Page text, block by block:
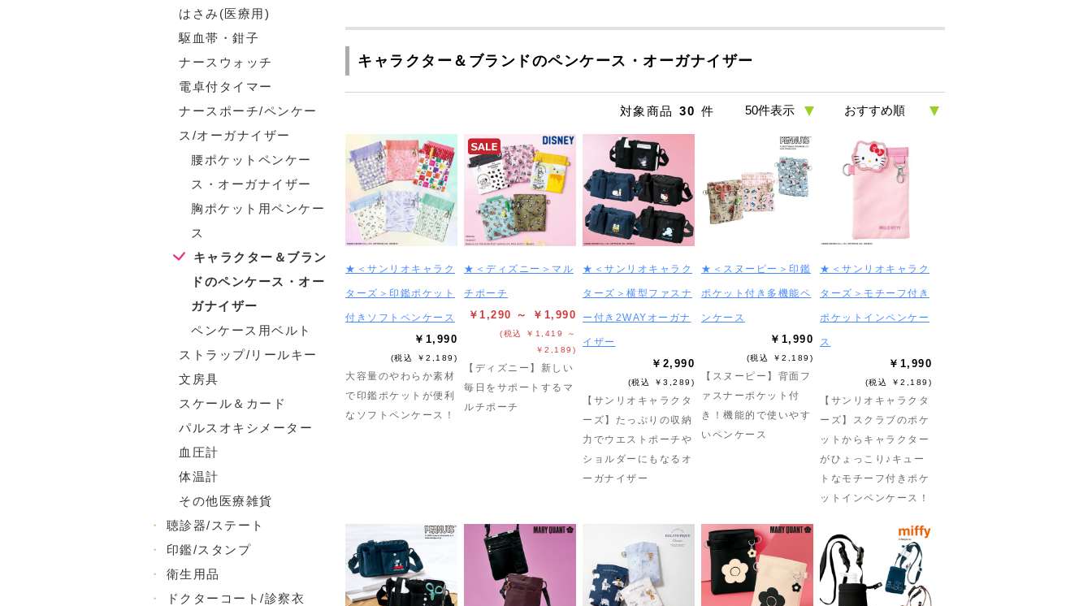
はさみ(医療用)
駆血帯・鉗子
ナースウォッチ
電卓付タイマー
ナースポーチ/ペンケー
ス/オーガナイザー
腰ポケットペンケー
ス・オーガナイザー
胸ポケット用ペンケー
ス
キャラクター＆ブラン
ドのペンケース・オー
ガナイザー
ペンケース用ベルト
ストラップ/リールキー
文房具
スケール＆カード
パルスオキシメーター
血圧計
体温計
その他医療雑貨
・
聴診器/ステート
・
印鑑/スタンプ
・
衛生用品
・
ドクターコート/診察衣
キャラクター＆ブランドのペンケース・オーガナイザー
対象商品 30 件
★＜サンリオキャラク
ターズ＞印鑑ポケット
付きソフトペンケース
￥1,990
(税込 ￥2,189)
大容量のやわらか素材
で印鑑ポケットが便利
なソフトペンケース！
★＜ディズニー＞マル
チポーチ
￥1,290 ～ ￥1,990
(税込 ￥1,419 ～
￥2,189)
【ディズニー】新しい
毎日をサポートするマ
ルチポーチ
★＜サンリオキャラク
ターズ＞横型ファスナ
ー付き2WAYオーガナ
イザー
￥2,990
(税込 ￥3,289)
【サンリオキャラクタ
ーズ】たっぷりの収納
力でウエストポーチや
ショルダーにもなるオ
ーガナイザー
★＜スヌーピー＞印鑑
ポケット付き多機能ペ
ンケース
￥1,990
(税込 ￥2,189)
【スヌーピー】背面フ
ァスナーポケット付
き！機能的で使いやす
いペンケース
★＜サンリオキャラク
ターズ＞モチーフ付き
ポケットインペンケー
ス
￥1,990
(税込 ￥2,189)
【サンリオキャラクタ
ーズ】スクラブのポケ
ットからキャラクター
がひょっこり♪キュー
トなモチーフ付きポケ
ットインペンケース！